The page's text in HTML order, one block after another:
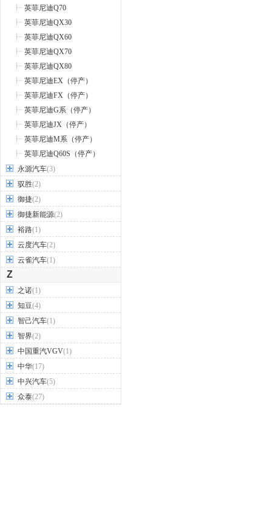
英菲尼迪Q70
英菲尼迪QX30
英菲尼迪QX60
英菲尼迪QX70
英菲尼迪QX80
英菲尼迪EX（停产）
英菲尼迪FX（停产）
英菲尼迪G系（停产）
英菲尼迪JX（停产）
英菲尼迪M系（停产）
英菲尼迪Q60S（停产）
永源汽车(3)
驭胜(2)
御捷(2)
御捷新能源(2)
裕路(1)
云度汽车(2)
云雀汽车(1)
Z
之诺(1)
知豆(4)
智己汽车(1)
智界(2)
中国重汽VGV(1)
中华(17)
中兴汽车(5)
众泰(27)